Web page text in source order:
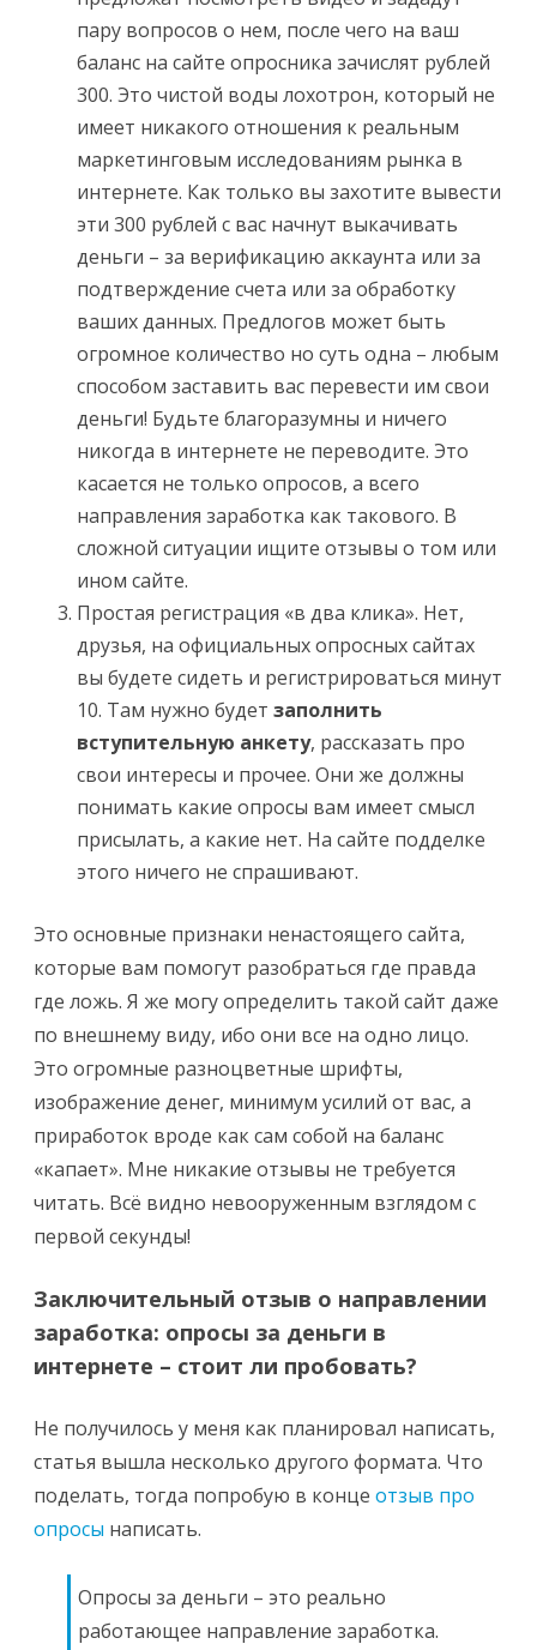
пару вопросов о нем, после чего на ваш
баланс на сайте опросника зачислят рублей
300. Это чистой воды лохотрон, который не
имеет никакого отношения к реальным
маркетинговым исследованиям рынка в
интернете. Как только вы захотите вывести
эти 300 рублей с вас начнут выкачивать
деньги – за верификацию аккаунта или за
подтверждение счета или за обработку
ваших данных. Предлогов может быть
огромное количество но суть одна – любым
способом заставить вас перевести им свои
деньги! Будьте благоразумны и ничего
никогда в интернете не переводите. Это
касается не только опросов, а всего
направления заработка как такового. В
сложной ситуации ищите отзывы о том или
ином сайте.
Простая регистрация «в два клика». Нет,
друзья, на официальных опросных сайтах
вы будете сидеть и регистрироваться минут
10. Там нужно будет заполнить
вступительную анкету, рассказать про
свои интересы и прочее. Они же должны
понимать какие опросы вам имеет смысл
присылать, а какие нет. На сайте подделке
этого ничего не спрашивают.
Это основные признаки ненастоящего сайта,
которые вам помогут разобраться где правда
где ложь. Я же могу определить такой сайт даже
по внешнему виду, ибо они все на одно лицо.
Это огромные разноцветные шрифты,
изображение денег, минимум усилий от вас, а
приработок вроде как сам собой на баланс
«капает». Мне никакие отзывы не требуется
читать. Всё видно невооруженным взглядом с
первой секунды!
Заключительный отзыв о направлении
заработка: опросы за деньги в
интернете – стоит ли пробовать?
Не получилось у меня как планировал написать,
статья вышла несколько другого формата. Что
поделать, тогда попробую в конце отзыв про
опросы написать.
Опросы за деньги – это реально
работающее направление заработка.